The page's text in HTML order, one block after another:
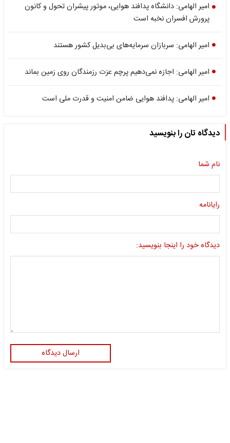
امیر الهامی: دانشگاه پدافند هوایی، موتور پیشران تحول و کانون
پرورش افسران نخبه است
امیر الهامی: سربازان سرمایه‌های بی‌بدیل کشور هستند
امیر الهامی: اجازه نمی‌دهیم پرچم عزت رزمندگان روی زمین بماند
امیر الهامی: پدافند هوایی ضامن امنیت و قدرت ملی است
دیدگاه تان را بنویسید
نام شما
رایانامه
دیدگاه خود را اینجا بنویسید:
ارسال دیدگاه